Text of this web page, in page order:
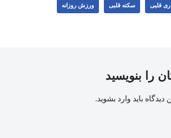
قلبی سکته قلبی ورزش روزانه
را بنویسید
باید وارد بشوید.